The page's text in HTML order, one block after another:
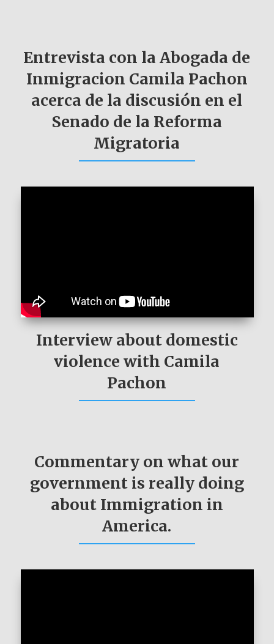
Entrevista con la Abogada de
Inmigracion Camila Pachon
acerca de la discusión en el
Senado de la Reforma
Migratoria
Interview about domestic
violence with Camila
Pachon
Commentary on what our
government is really doing
about Immigration in
America.